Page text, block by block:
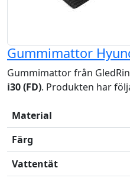
Gummimattor
Gummimattor från
i30 (FD). Produkten har
Material
Färg
Vattentät